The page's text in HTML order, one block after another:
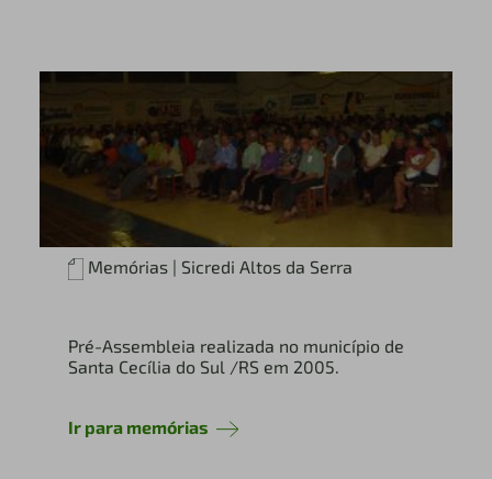
Memórias | Sicredi Altos da Serra
Pré-Assembleia realizada no município de
Santa Cecília do Sul /RS em 2005.
Ir para memórias